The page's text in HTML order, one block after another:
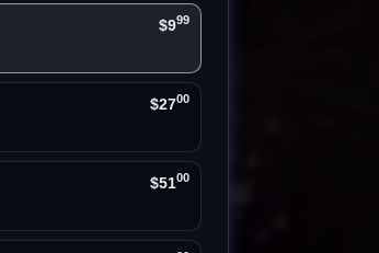
$999
$2700
$5100